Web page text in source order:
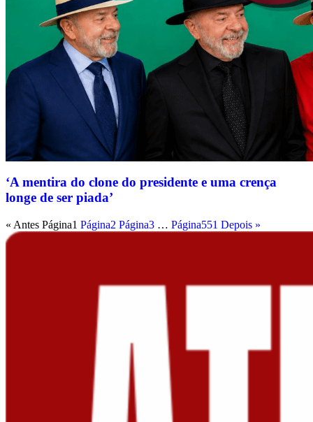
‘A mentira do clone do presidente e uma crença
longe de ser piada’
« Antes Página1 Página2 Página3 … Página551 Depois »